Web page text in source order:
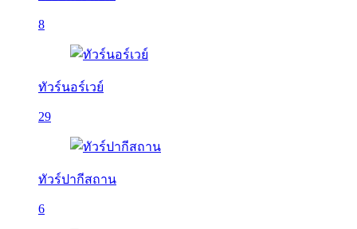
8
ทัวร์นอร์เวย์
29
ทัวร์ปากีสถาน
6